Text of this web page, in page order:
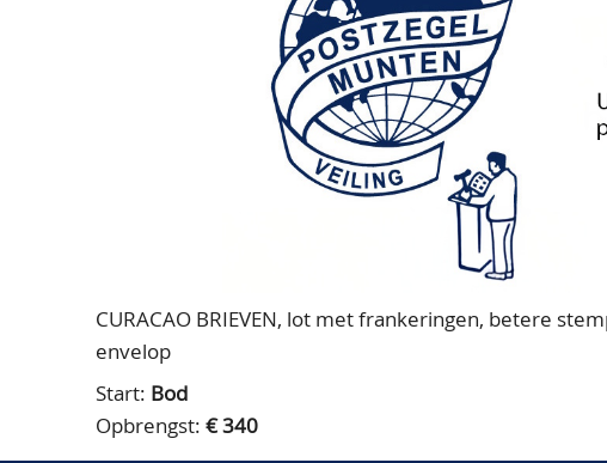
CURACAO BRIEVEN, lot met frankeringen, betere
envelop
Start: Bod
Opbrengst: € 340